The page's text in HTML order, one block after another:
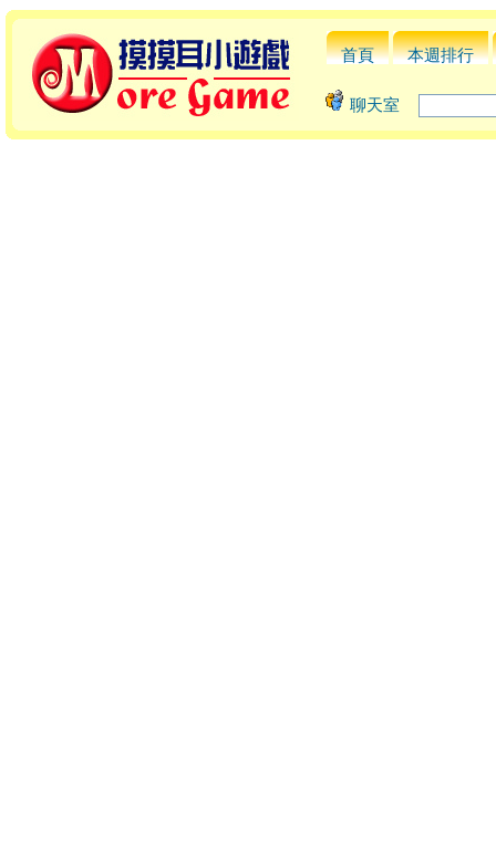
首頁 本週排行
聊天室